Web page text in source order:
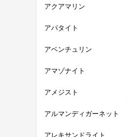
アクアマリン
アパタイト
アベンチュリン
アマゾナイト
アメジスト
アルマンディガーネット
アレキサンドライト